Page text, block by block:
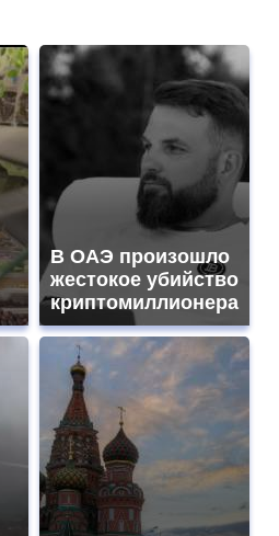
В ОАЭ произошло
жестокое убийство
криптомиллионера